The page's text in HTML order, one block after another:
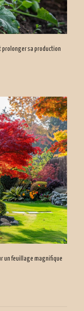
prolonger sa production
un feuillage magnifique